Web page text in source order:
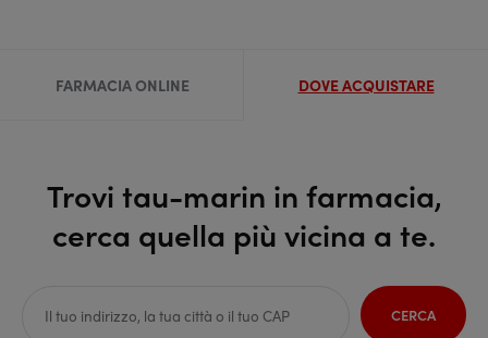
FARMACIA ONLINE DOVE ACQUISTARE
Trovi tau-marin in farmacia,
cerca quella più vicina a te.
CERCA